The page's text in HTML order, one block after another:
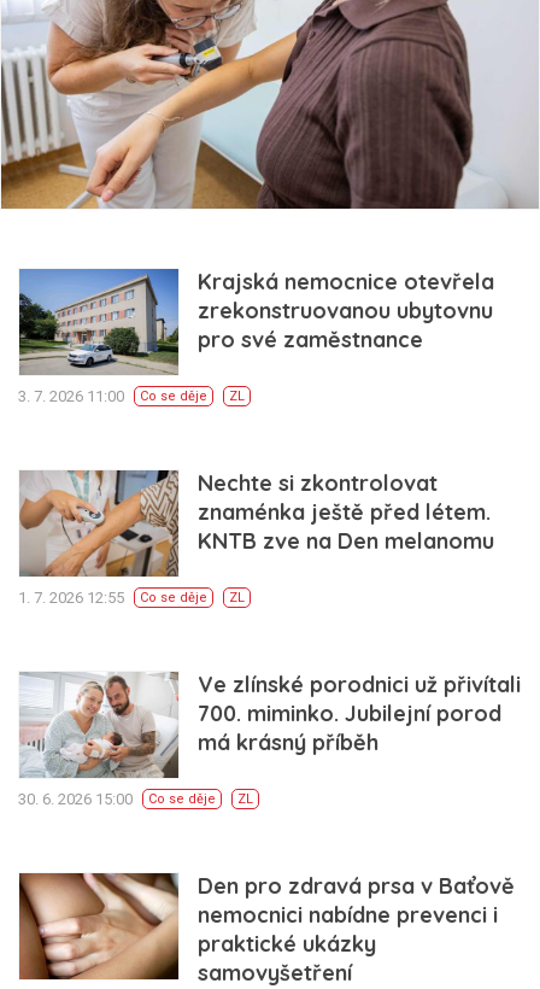
Krajská nemocnice otevřela
zrekonstruovanou ubytovnu
pro své zaměstnance
3. 7. 2026 11:00 Co se děje ZL
Nechte si zkontrolovat
znaménka ještě před létem.
KNTB zve na Den melanomu
1. 7. 2026 12:55 Co se děje ZL
Ve zlínské porodnici už přivítali
700. miminko. Jubilejní porod
má krásný příběh
30. 6. 2026 15:00 Co se děje ZL
Den pro zdravá prsa v Baťově
nemocnici nabídne prevenci i
praktické ukázky
samovyšetření